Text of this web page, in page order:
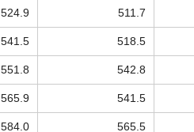
524.9 511.7
541.5 518.5
551.8 542.8
565.9 541.5
584.0 565.5